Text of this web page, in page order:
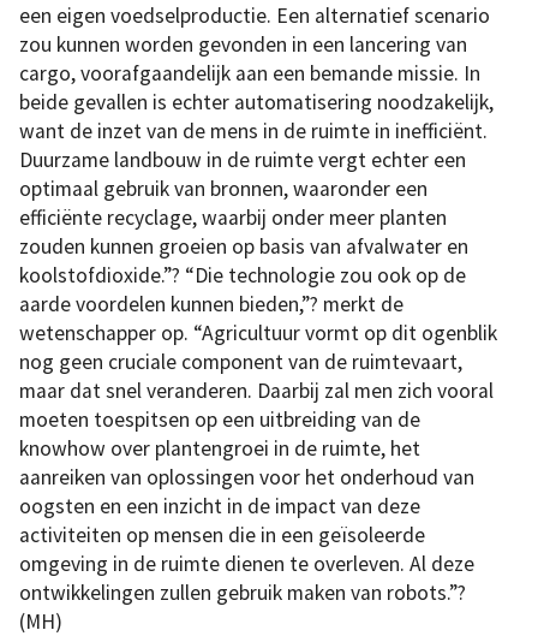
een eigen voedselproductie. Een alternatief scenario
zou kunnen worden gevonden in een lancering van
cargo, voorafgaandelijk aan een bemande missie. In
beide gevallen is echter automatisering noodzakelijk,
want de inzet van de mens in de ruimte in inefficiënt.
Duurzame landbouw in de ruimte vergt echter een
optimaal gebruik van bronnen, waaronder een
efficiënte recyclage, waarbij onder meer planten
zouden kunnen groeien op basis van afvalwater en
koolstofdioxide.”? “Die technologie zou ook op de
aarde voordelen kunnen bieden,”? merkt de
wetenschapper op. “Agricultuur vormt op dit ogenblik
nog geen cruciale component van de ruimtevaart,
maar dat snel veranderen. Daarbij zal men zich vooral
moeten toespitsen op een uitbreiding van de
knowhow over plantengroei in de ruimte, het
aanreiken van oplossingen voor het onderhoud van
oogsten en een inzicht in de impact van deze
activiteiten op mensen die in een geïsoleerde
omgeving in de ruimte dienen te overleven. Al deze
ontwikkelingen zullen gebruik maken van robots.”?
(MH)